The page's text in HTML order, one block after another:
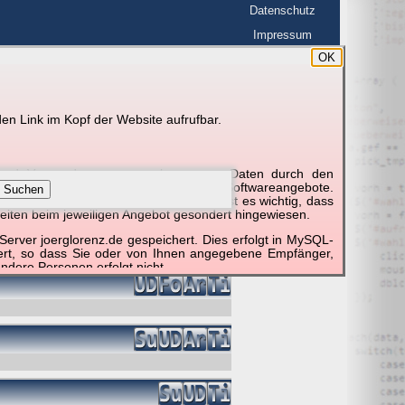
OK
Link im Kopf der Website aufrufbar.
Verwendung personenbezogener Daten durch den
die Nutzung besonderer einzelner Softwareangebote.
Funktionieren erforderlich sind. Hier ist es wichtig, dass
beim jeweiligen Angebot gesondert hingewiesen.
joerglorenz.de gespeichert. Dies erfolgt in MySQL-
so dass Sie oder von Ihnen angegebene Empfänger,
Personen erfolgt nicht.
der gesetzlichen Vorschriften. Da durch neue
werden können, empfehlen wir Ihnen, sich die
Datenschutz
Impressum
Suchen